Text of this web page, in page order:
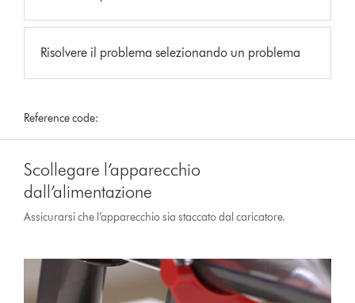
Risolvere il problema selezionando un problema
Reference code:
Scollegare l’apparecchio
dall’alimentazione
Assicurarsi che l’apparecchio sia staccato dal caricatore.